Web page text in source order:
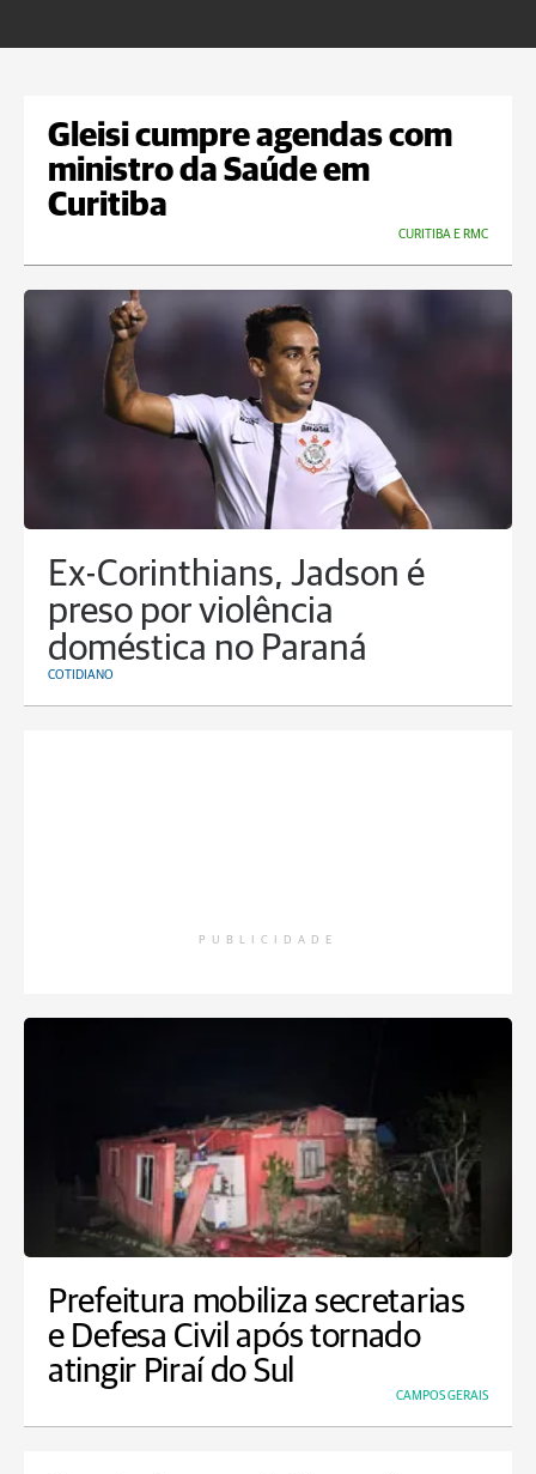
Gleisi cumpre agendas com
ministro da Saúde em
Curitiba
CURITIBA E RMC
Ex-Corinthians, Jadson é
preso por violência
doméstica no Paraná
COTIDIANO
PUBLICIDADE
Prefeitura mobiliza secretarias
e Defesa Civil após tornado
atingir Piraí do Sul
CAMPOS GERAIS